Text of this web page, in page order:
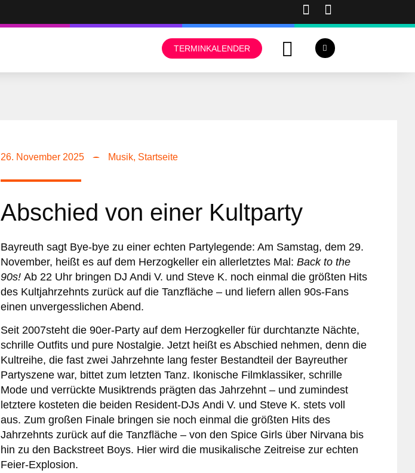
TERMINKALENDER
26. November 2025 Musik, Startseite
Abschied von einer Kultparty
Bayreuth sagt Bye-bye zu einer echten Partylegende: Am Samstag, dem 29.
November, heißt es auf dem Herzogkeller ein allerletztes Mal: Back to the
90s! Ab 22 Uhr bringen DJ Andi V. und Steve K. noch einmal die größten Hits
des Kultjahrzehnts zurück auf die Tanzfläche – und liefern allen 90s-Fans
einen unvergesslichen Abend.
Seit 2007steht die 90er-Party auf dem Herzogkeller für durchtanzte Nächte,
schrille Outfits und pure Nostalgie. Jetzt heißt es Abschied nehmen, denn die
Kultreihe, die fast zwei Jahrzehnte lang fester Bestandteil der Bayreuther
Partyszene war, bittet zum letzten Tanz. Ikonische Filmklassiker, schrille
Mode und verrückte Musiktrends prägten das Jahrzehnt – und zumindest
letztere kosteten die beiden Resident-DJs Andi V. und Steve K. stets voll
aus. Zum großen Finale bringen sie noch einmal die größten Hits des
Jahrzehnts zurück auf die Tanzfläche – von den Spice Girls über Nirvana bis
hin zu den Backstreet Boys. Hier wird die musikalische Zeitreise zur echten
Feier-Explosion.